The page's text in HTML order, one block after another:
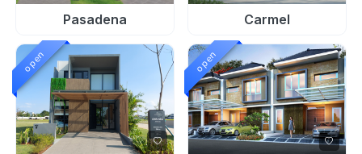
Pasadena Carmel
open open